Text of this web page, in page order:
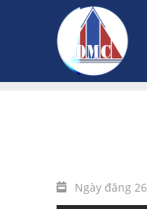
Trang chủ
Ngày đăng